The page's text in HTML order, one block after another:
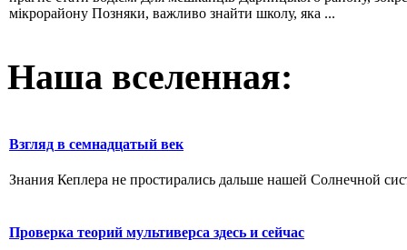
мікрорайону Позняки, важливо знайти школу, яка ...
Наша вселенная:
Взгляд в семнадцатый век
Знания Кеплера не простирались дальше нашей Солнечной
Проверка теорий мультиверса здесь и сейчас